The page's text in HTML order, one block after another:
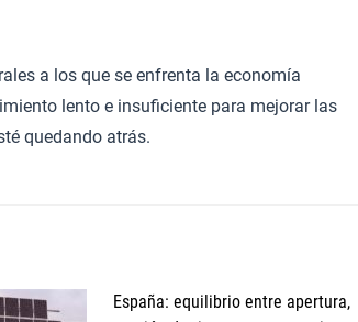
a los que se enfrenta la economía
lento e insuficiente para mejorar las
quedando atrás.
España: equilibrio entre apertura,